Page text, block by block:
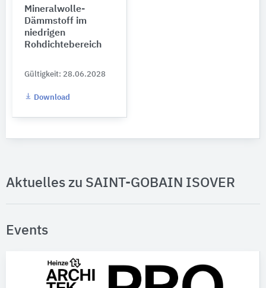
Mineralwolle-
Dämmstoff im
niedrigen
Rohdichtebereich
Gültigkeit: 28.06.2028
Download
Aktuelles zu SAINT-GOBAIN ISOVER
Events